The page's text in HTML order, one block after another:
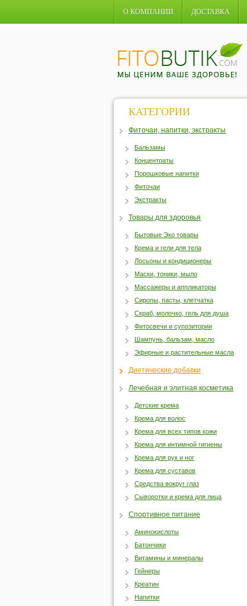
О КОМПАНИИ ДОСТАВКА
КАТЕГОРИИ
Фиточаи, напитки, экстракты
Бальзамы
Концентраты
Порошковые напитки
Фиточаи
Экстракты
Товары для здоровья
Бытовые Эко товары
Крема и гели для тела
Лосьоны и кондиционеры
Маски, тоники, мыло
Массажеры и аппликаторы
Сиропы, пасты, клетчатка
Скраб, молочко, гель для душа
Фитосвечи и супозитории
Шампунь, бальзам, масло
Эфирные и растительные масла
Диетические добавки
Лечебная и элитная косметика
Детские крема
Крема для волос
Крема для всех типов кожи
Крема для интимной гигиены
Крема для рук и ног
Крема для суставов
Средства вокруг глаз
Сыворотки и крема для лица
Спортивное питание
Аминокислоты
Батончики
Витамины и минералы
Гейнеры
Креатин
Напитки